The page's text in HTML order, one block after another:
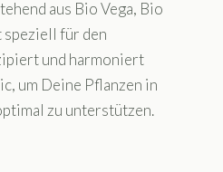
aus Bio Vega, Bio
für den
und harmoniert
um Deine Pflanzen in
zu unterstützen.